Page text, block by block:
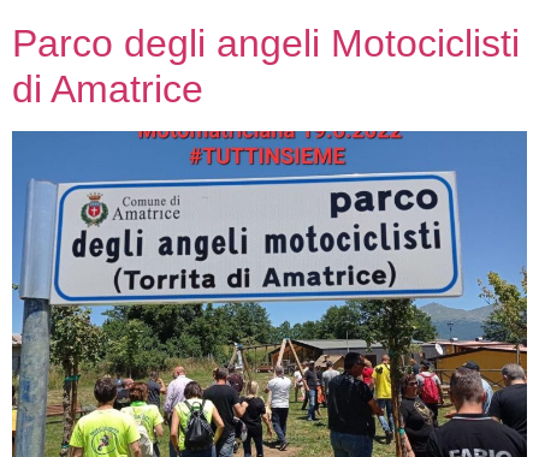
Parco degli angeli Motociclisti
di Amatrice